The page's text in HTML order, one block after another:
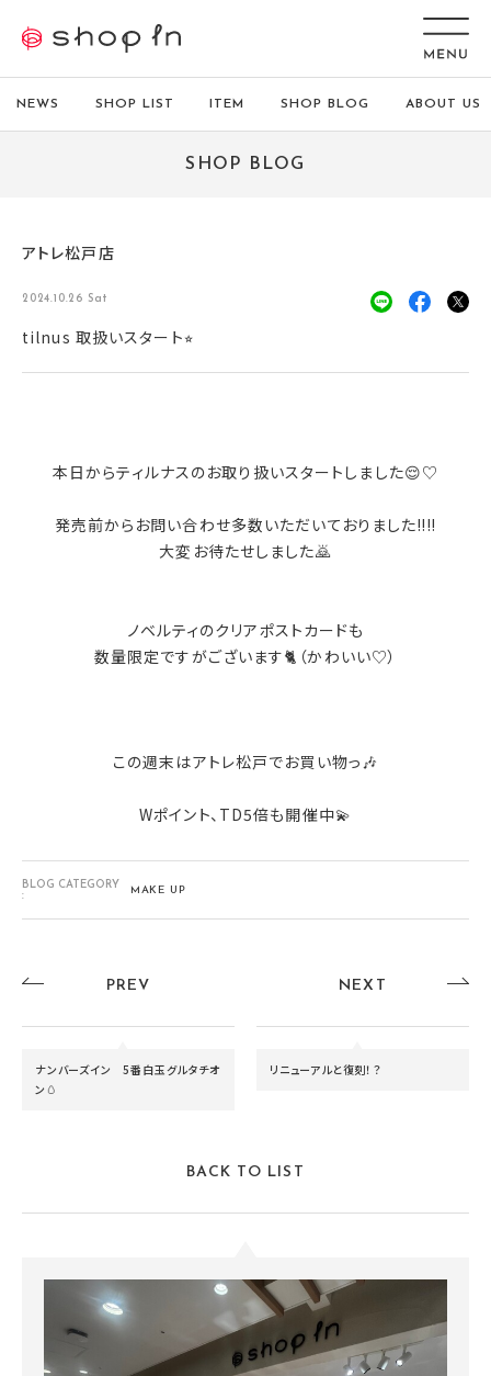
NEWS SHOP LIST ITEM SHOP BLOG ABOUT US
SHOP BLOG
アトレ松戸店
2024.10.26 Sat
tilnus 取扱いスタート⭐︎
本日からティルナスのお取り扱いスタートしました😌♡
発売前からお問い合わせ多数いただいておりました‼️‼️
大変お待たせしました🙇
ノベルティのクリアポストカードも
数量限定ですがございます🐈（かわいい♡）
この週末はアトレ松戸でお買い物っ🎶
Wポイント、TD5倍も開催中💫
BLOG CATEGORY
:
MAKE UP
PREV
ナンバーズイン 5番白玉グルタチオ
ン🥚
NEXT
リニューアルと復刻！？
BACK TO LIST